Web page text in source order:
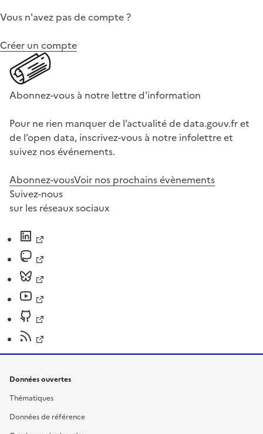
Vous n'avez pas de compte ?
Créer un compte
Abonnez-vous à notre lettre d'information
Pour ne rien manquer de l’actualité de data.gouv.fr et
de l’open data, inscrivez-vous à notre infolettre et
suivez nos événements.
Abonnez-vousVoir nos prochains évènements
Suivez-nous
sur les réseaux sociaux
Données ouvertes
Thématiques
Données de référence